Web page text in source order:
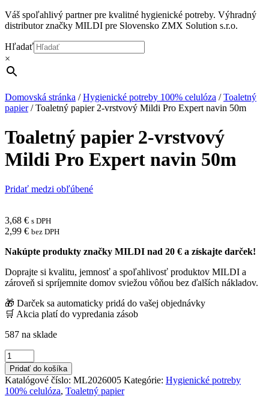
Váš spoľahlivý partner pre kvalitné hygienické potreby. Výhradný
distributor značky MILDI pre Slovensko ZMX Solution s.r.o.
Hľadať
×
Domovská stránka /Hygienické potreby 100% celulóza /Toaletný
papier/Toaletný papier 2-vrstvový Mildi Pro Expert navin 50m
Toaletný papier 2-vrstvový
Mildi Pro Expert navin 50m
Pridať medzi obľúbené
3,68 € s DPH
2,99 € bez DPH
Nakúpte produkty značky MILDI nad 20 € a získajte darček!
Doprajte si kvalitu, jemnosť a spoľahlivosť produktov MILDI a
zároveň si spríjemnite domov sviežou vôňou bez ďalších nákladov.
🎁 Darček sa automaticky pridá do vašej objednávky
🛒 Akcia platí do vypredania zásob
587 na sklade
množstvo
Toaletný
papier
2-
vrstvový
Pridať do košíka
Katalógové číslo: ML2026005 Kategórie: Hygienické potreby
100% celulóza, Toaletný papier